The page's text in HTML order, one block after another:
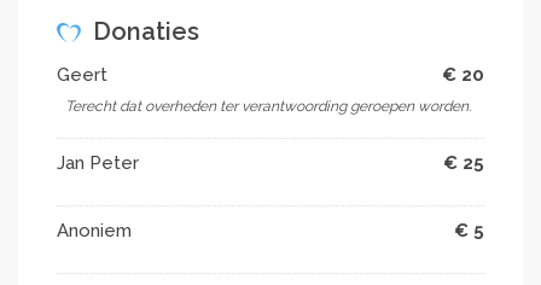
Donaties
Geert € 20
Terecht dat overheden ter verantwoording geroepen worden.
Jan Peter € 25
Anoniem € 5